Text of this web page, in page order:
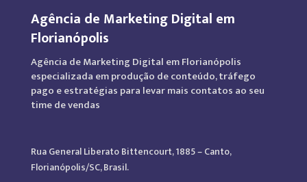
Agência de Marketing Digital em
Florianópolis
Agência de Marketing Digital em Florianópolis
especializada em produção de conteúdo, tráfego
pago e estratégias para levar mais contatos ao seu
time de vendas
Rua General Liberato Bittencourt, 1885 – Canto,
Florianópolis/SC, Brasil.